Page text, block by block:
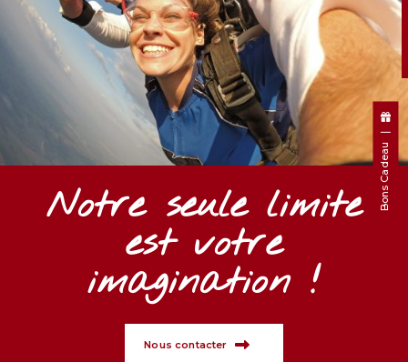
Notre seule limite
est votre
imagination !
Nous contacter
Bons Cadeau